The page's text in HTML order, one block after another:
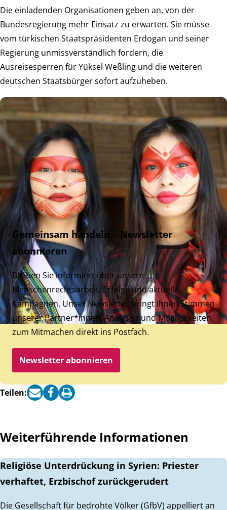
Die einladenden Organisationen geben an, von der
Bundesregierung mehr Einsatz zu erwarten. Sie müsse
vom türkischen Staatspräsidenten Erdogan und seiner
Regierung unmissverständlich fordern, die
Ausreisesperren für Yüksel Weßling und die weiteren
deutschen Staatsbürger sofort aufzuheben.
Gemeinsam handeln – Newsletter
abonnieren
Bleiben Sie informiert über unsere
Menschenrechtsarbeit, Erfolge und aktuelle
Kampagnen. Unser Newsletter bringt Ihnen Stimmen
unserer Partner*innen, Analysen und Möglichkeiten
zum Mitmachen direkt ins Postfach.
Newsletter abonnieren
Teilen:
Weiterführende Informationen
Religiöse Unterdrückung in Syrien: Priester
verhaftet, Erzbischof zurückgerudert
Die Gesellschaft für bedrohte Völker (GfbV) appelliert an